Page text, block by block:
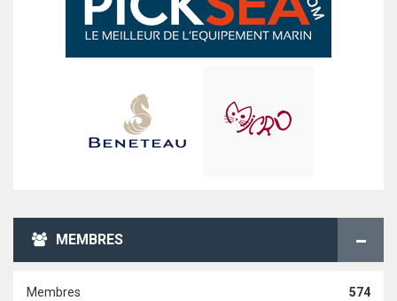
MEMBRES
574
Membres